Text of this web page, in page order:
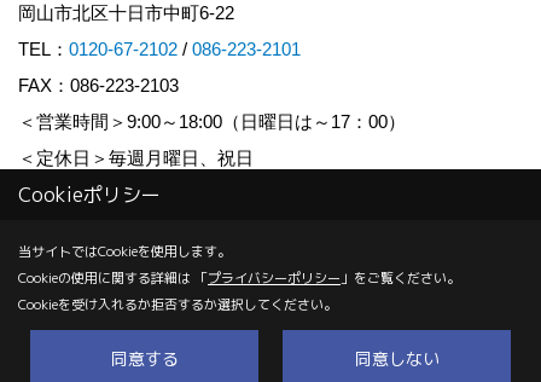
岡山市北区十日市中町6-22
TEL： 0120-67-2102 / 086-223-2101
FAX：086-223-2103
＜営業時間＞9:00～18:00（日曜日は～17：00）
＜定休日＞毎週月曜日、祝日
Copyright (c) COM HOUSHING Inc. All Rights Reserved.
Produced byゴデスクリエイト
Cookieポリシー
当サイトではCookieを使用します。
Cookieの使用に関する詳細は 「プライバシーポリシー 」をご覧ください。
Cookieを受け入れるか拒否するか選択してください。
同意する 同意しない